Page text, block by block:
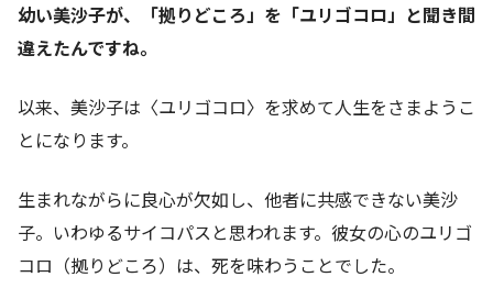
幼い美沙子が、「拠りどころ」を「ユリゴコロ」と聞き間
違えたんですね。
以来、美沙子は〈ユリゴコロ〉を求めて人生をさまようこ
とになります。
生まれながらに良心が欠如し、他者に共感できない美沙
子。いわゆるサイコパスと思われます。彼女の心のユリゴ
コロ（拠りどころ）は、死を味わうことでした。